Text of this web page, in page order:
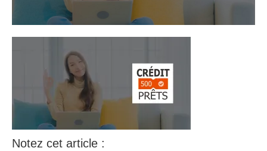
Notez cet article :